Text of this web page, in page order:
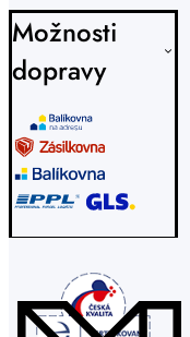
Možnosti
dopravy